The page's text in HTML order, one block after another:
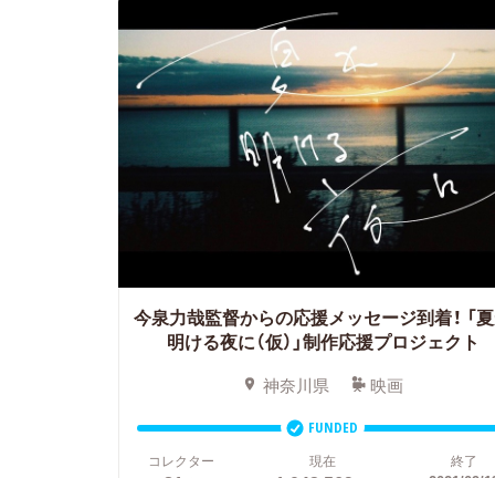
今泉力哉監督からの応援メッセージ到着！ 「
明ける夜に（仮）」制作応援プロジェクト
神奈川県 映画
FUNDED
コレクター
現在 終了